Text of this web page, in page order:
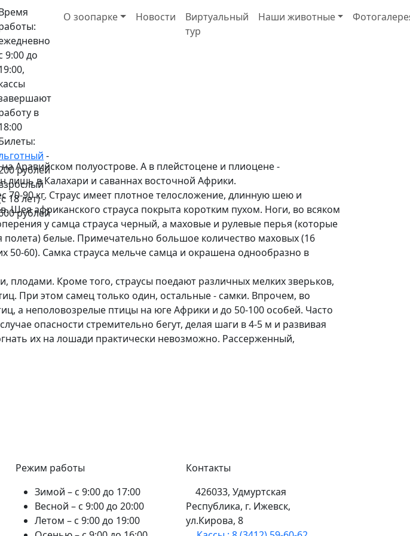
9:00 до
в
-
рублей
18 лет) -
рублей
О зоопарке Новости
Виртуальный
тур
Наши животные
Аравийском полуострове. А в плейстоцене и плиоцене -
лишь в Калахари и саваннах восточной Африки.
90 кг. Страус имеет плотное телосложение, длинную шею и
африканского страуса покрыта коротким пухом. Ноги, во всяком
у самца страуса черный, а маховые и рулевые перья (которые
белые. Примечательно большое количество маховых (16
50-60). Самка страуса мельче самца и окрашена однообразно в
Кроме того, страусы поедают различных мелких зверьков,
При этом самец только один, остальные - самки. Впрочем, во
а неполовозрелые птицы на юге Африки и до 50-100 особей. Часто
опасности стремительно бегут, делая шаги в 4-5 м и развивая
их на лошади практически невозможно. Рассерженный,
Режим работы
Зимой – с 9:00 до 17:00
Весной – с 9:00 до 20:00
Летом – с 9:00 до 19:00
Контакты
426033, Удмуртская
Республика, г. Ижевск,
ул.Кирова, 8